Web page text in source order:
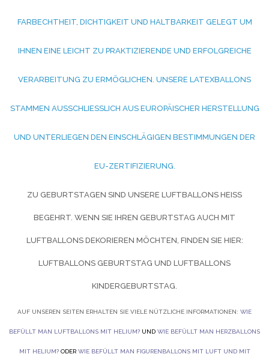
ARBECHTHEIT, DICHTIGKEIT UND HALTBARKEIT GELEGT UM I
HNEN EINE LEICHT ZU PRAKTIZIERENDE UND ERFOLGREICHE V
ERARBEITUNG ZU ERMÖGLICHEN. UNSERE LATEXBALLONS S
TAMMEN AUSSCHLIESSLICH AUS EUROPÄISCHER HERSTELLUNG UN
D UNTERLIEGEN DEN EINSCHLÄGIGEN BESTIMMUNGEN DER EU
-ZERTIFIZIERUNG.
ZU GEBURTSTAGEN SIND UNSERE LUFTBALLONS HEISS B
EGEHRT. WENN SIE IHREN GEBURTSTAG AUCH MIT L
UFTBALLONS DEKORIEREN MÖCHTEN, FINDEN SIE HIER:
LUFTBALLONS GEBURTSTAG UND LUFTBALLONS
KINDERGEBURTSTAG.
AUF UNSEREN SEITEN ERHALTEN SIE VIELE NÜTZLICHE INFORMATIONEN: WIE
BEFÜLLT MAN LUFTBALLONS MIT HELIUM? UND WIE BEFÜLLT MAN HERZBALLONS
MIT HELIUM?ODER WIE BEFÜLLT MAN FIGURENBALLONS MIT LUFT UND MIT